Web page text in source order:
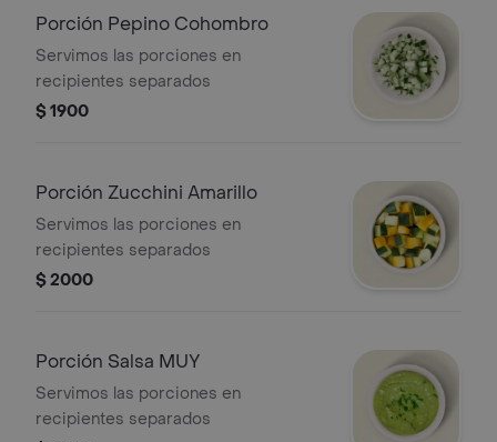
Porción Pepino Cohombro
Servimos las porciones en
recipientes separados
$ 1900
Porción Zucchini Amarillo
Servimos las porciones en
recipientes separados
$ 2000
Porción Salsa MUY
Servimos las porciones en
recipientes separados